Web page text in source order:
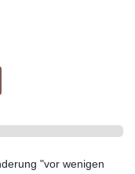
"vor wenigen